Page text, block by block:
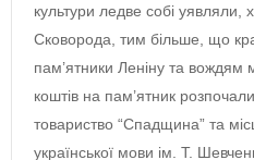
культури ледве собі уявляли,
Сковорода, тим більше, що
пам’ятники Леніну та вождям
коштів на пам’ятник
товариство “Спадщина” та
української мови ім. Т.